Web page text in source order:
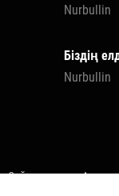
Nurbullin
Біздің
Nurbullin
Сайт картасы